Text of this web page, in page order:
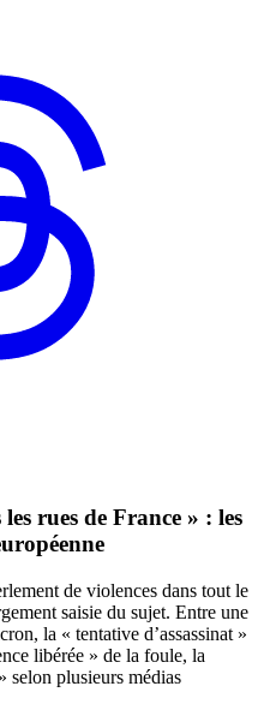
rues de France » : les
de violences dans tout le
saisie du sujet. Entre une
la « tentative d’assassinat »
libérée » de la foule, la
selon plusieurs médias